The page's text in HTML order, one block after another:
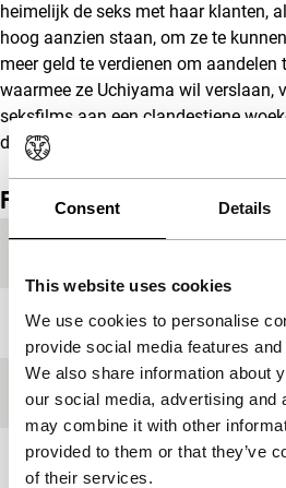
Consent Details
This website uses cookies
We use cookies to personalise
provide social media features
We also share information about
our social media, advertising and
may combine it with other
provided to them or that they’ve
of their services.
heimelijk de seks met haar klanten,
hoog aanzien staan, om ze te
meer geld te verdienen om aandelen
waarmee ze Uchiyama wil verslaan,
seksfilms aan een clandestiene
daarbij gevaarlijk terrein.
Film details
Jaar 1969
Festivaleditie IFFR 2009
Lengte 78'